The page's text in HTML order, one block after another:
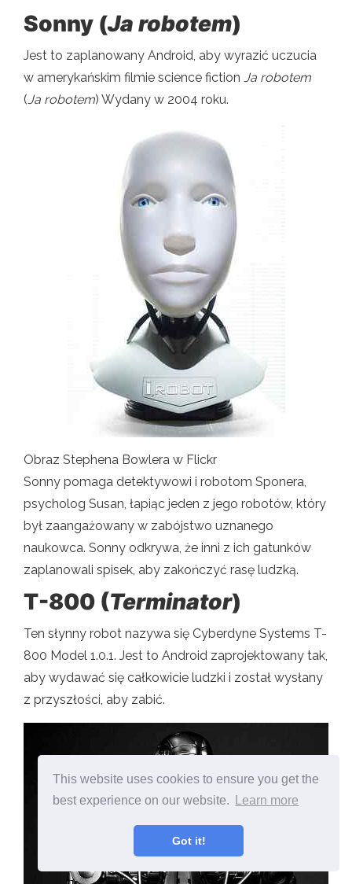
This website uses cookies to ensure you get the
best experience on our website.
Learn more
Got it!
Sonny (Ja robotem)
Jest to zaplanowany Android, aby wyrazić uczucia
w amerykańskim filmie science fiction Ja robotem
(Ja robotem) Wydany w 2004 roku.
Obraz Stephena Bowlera w Flickr
Sonny pomaga detektywowi i robotom Sponera,
psycholog Susan, łapiąc jeden z jego robotów, który
był zaangażowany w zabójstwo uznanego
naukowca. Sonny odkrywa, że ​​inni z ich gatunków
zaplanowali spisek, aby zakończyć rasę ludzką.
T-800 (Terminator)
Ten słynny robot nazywa się Cyberdyne Systems T-
800 Model 1.0.1. Jest to Android zaprojektowany tak,
aby wydawać się całkowicie ludzki i został wysłany
z przyszłości, aby zabić.